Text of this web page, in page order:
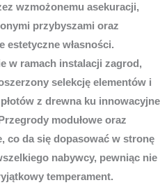
wzmożonemu asekuracji,
przybyszami oraz
estetyczne własności.
w ramach instalacji zagrod,
selekcję elementów i
z drewna ku innowacyjne
modułowe oraz
co da się dopasować w stronę
nabywcy, pewniąc nie
temperament.